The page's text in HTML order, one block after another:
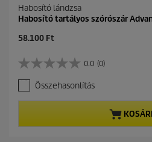
Habosító lándzsa
Habosító tartályos szórószár
C
r
e
n
t
r
58.100 Ft
0.0 (0)
0
.
0
a
Összehasonlítás